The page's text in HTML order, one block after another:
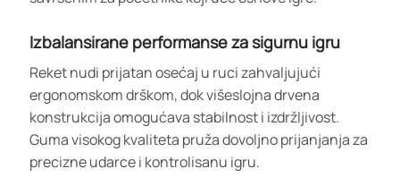
Izbalansirane performanse za sigurnu igru
Reket nudi prijatan osećaj u ruci zahvaljujući
ergonomskom drškom, dok višeslojna drvena
konstrukcija omogućava stabilnost i izdržljivost.
Guma visokog kvaliteta pruža dovoljno prijanjanja za
precizne udarce i kontrolisanu igru.